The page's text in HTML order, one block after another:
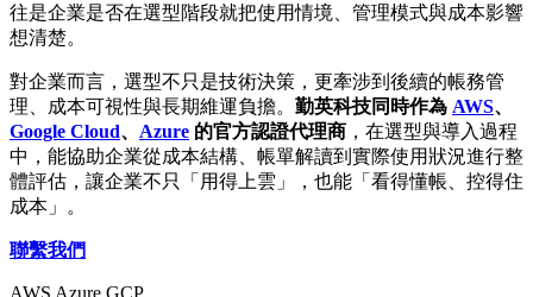
往是企業是否在選型階段就把使用情境、管理模式與成本影響
想清楚。
對企業而言，選型不只是技術決策，更牽涉到後續的帳務管
理、成本可視性與長期維運負擔。 勤英科技同時作為 AWS、
Google Cloud、 Azure 的官方認證代理商 ，在選型與導入過程
中，能協助企業從成本結構、帳單解讀到實際使用狀況進行整
體評估，讓企業不只「用得上雲」，也能「看得懂帳、控得住
成本」。
聯繫我們
AWS Azure GCP